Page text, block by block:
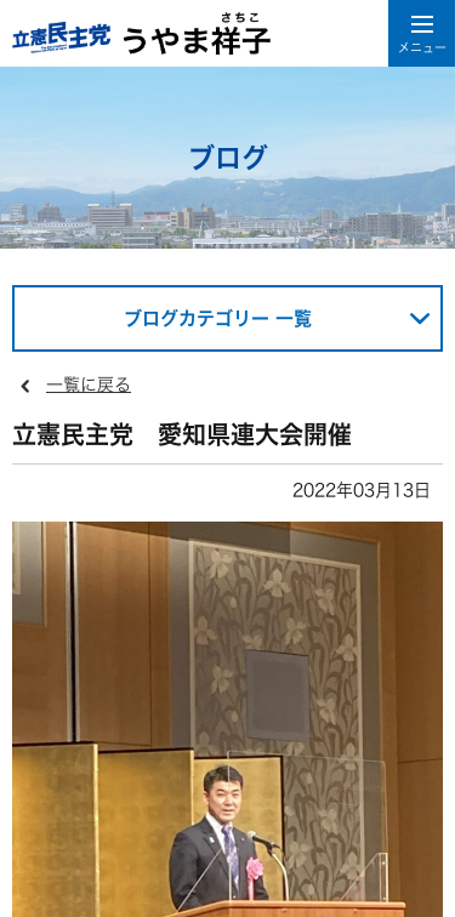
ブログ
ブログカテゴリー 一覧
一覧に戻る
立憲民主党 愛知県連大会開催
2022年03月13日